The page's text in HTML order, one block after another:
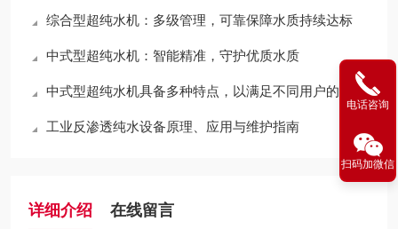
综合型超纯水机：多级管理，可靠保障水质持续达标
中式型超纯水机：智能精准，守护优质水质
中式型超纯水机具备多种特点，以满足不同用户的需求
工业反渗透纯水设备原理、应用与维护指南
详细介绍 在线留言
电话咨询
扫码加微信